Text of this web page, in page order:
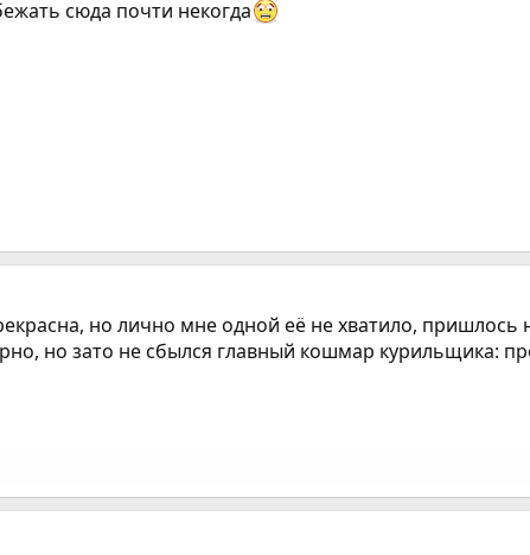
сюда почти некогда
но лично мне одной еë не хватило,
но зато не сбылся главный кошмар курильщика: